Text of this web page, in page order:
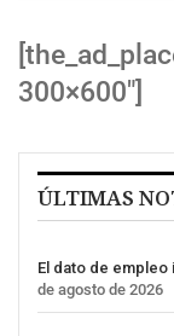
300×600″]
ÚLTIMAS
El dato de
de agosto de 2026